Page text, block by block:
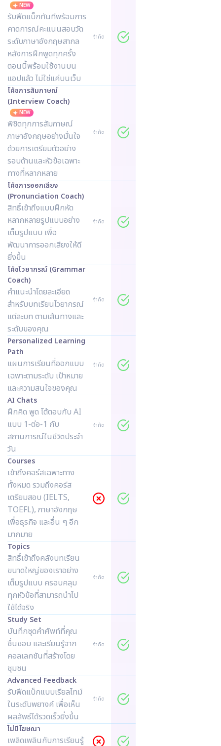
NEW
รับฟีดแบ็กทันทีพร้อมการ
คาดการณ์คะแนนสอบวัด
ระดับภาษาอังกฤษสากล
หลังการฝึกพูดทุกครั้ง
ตอนนี้พร้อมใช้งานบน
แอปแล้ว ไม่ใช่แค่บนเว็บ
จำกัด
โค้ชการสัมภาษณ์
(Interview Coach)
NEW
พิชิตทุกการสัมภาษณ์
ภาษาอังกฤษอย่างมั่นใจ
ด้วยการเตรียมตัวอย่าง
รอบด้านและหัวข้อเฉพาะ
ทางที่หลากหลาย
จำกัด
โค้ชการออกเสียง
(Pronunciation Coach)
สิทธิ์เข้าถึงแบบฝึกหัด
หลากหลายรูปแบบอย่าง
เต็มรูปแบบ เพื่อ
พัฒนาการออกเสียงให้ดี
ยิ่งขึ้น
จำกัด
โค้ชไวยากรณ์ (Grammar
Coach)
คำแนะนำโดยละเอียด
สำหรับบทเรียนไวยากรณ์
แต่ละบท ตามเส้นทางและ
ระดับของคุณ
จำกัด
Personalized Learning
Path
แผนการเรียนที่ออกแบบ
เฉพาะตามระดับ เป้าหมาย
และความสนใจของคุณ
จำกัด
AI Chats
ฝึกคิด พูด โต้ตอบกับ AI
แบบ 1-ต่อ-1 กับ
สถานการณ์ในชีวิตประจำ
วัน
จำกัด
Courses
เข้าถึงคอร์สเฉพาะทาง
ทั้งหมด รวมถึงคอร์ส
เตรียมสอบ (IELTS,
TOEFL), ภาษาอังกฤษ
เพื่อธุรกิจ และอื่น ๆ อีก
มากมาย
Topics
สิทธิ์เข้าถึงคลังบทเรียน
ขนาดใหญ่ของเราอย่าง
เต็มรูปแบบ ครอบคลุม
ทุกหัวข้อที่สามารถนำไป
ใช้ได้จริง
จำกัด
Study Set
บันทึกชุดคำศัพท์ที่คุณ
ชื่นชอบ และเรียนรู้จาก
คอลเลกชันที่สร้างโดย
ชุมชน
จำกัด
Advanced Feedback
รับฟีดแบ็กแบบเรียลไทม์
ในระดับพยางค์ เพื่อเห็น
ผลลัพธ์ได้รวดเร็วยิ่งขึ้น
จำกัด
ไม่มีโฆษณา
เพลิดเพลินกับการเรียนรู้